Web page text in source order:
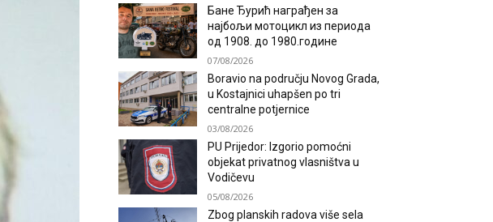
Бане Ђурић награђен за
најбољи мотоцикл из периода
од 1908. до 1980.године
07/08/2026
Boravio na području Novog Grada,
u Kostajnici uhapšen po tri
centralne potjernice
03/08/2026
PU Prijedor: Izgorio pomoćni
objekat privatnog vlasništva u
Vodičevu
05/08/2026
Zbog planskih radova više sela